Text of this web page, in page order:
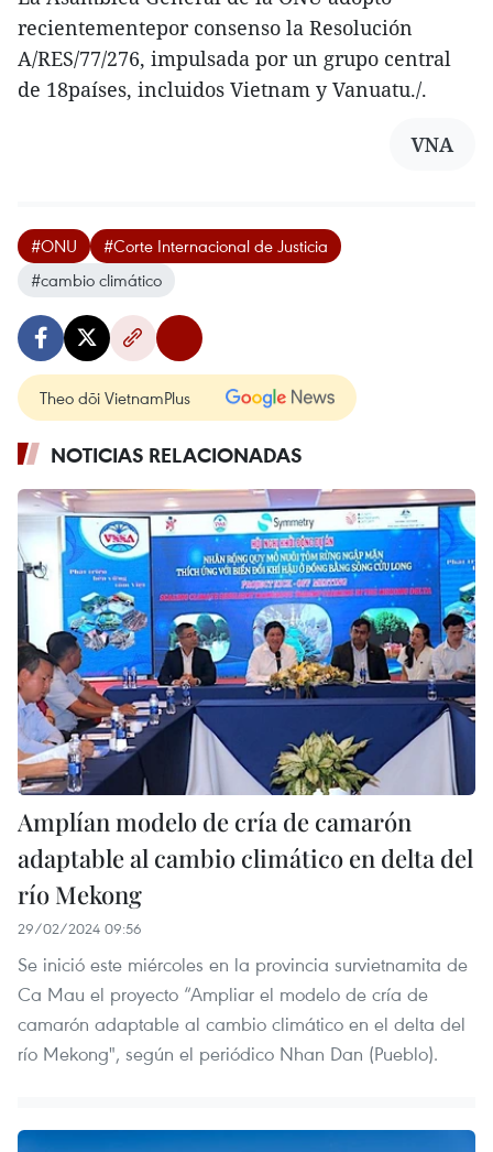
recientementepor consenso la Resolución
A/RES/77/276, impulsada por un grupo central
de 18países, incluidos Vietnam y Vanuatu./.
VNA
#ONU
#Corte Internacional de Justicia
#cambio climático
Theo dõi VietnamPlus
NOTICIAS RELACIONADAS
Amplían modelo de cría de camarón
adaptable al cambio climático en delta del
río Mekong
29/02/2024 09:56
Se inició este miércoles en la provincia survietnamita de
Ca Mau el proyecto “Ampliar el modelo de cría de
camarón adaptable al cambio climático en el delta del
río Mekong", según el periódico Nhan Dan (Pueblo).